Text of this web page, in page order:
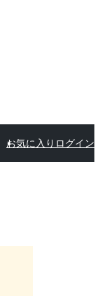
お気に入り ログイン